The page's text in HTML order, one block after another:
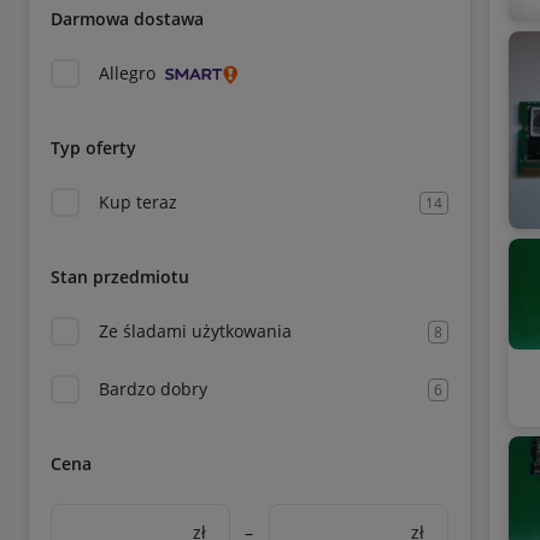
Darmowa dostawa
Allegro
Typ oferty
Kup teraz 14
Stan przedmiotu
Ze śladami użytkowania 8
Bardzo dobry 6
Cena
zł – zł